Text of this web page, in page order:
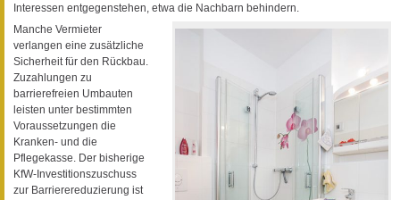
Interessen entgegenstehen, etwa die Nachbarn behindern.
Manche Vermieter
verlangen eine zusätzliche
Sicherheit für den Rückbau.
Zuzahlungen zu
barrierefreien Umbauten
leisten unter bestimmten
Voraussetzungen die
Kranken- und die
Pflegekasse. Der bisherige
KfW-Investitionszuschuss
zur Barrierereduzierung ist